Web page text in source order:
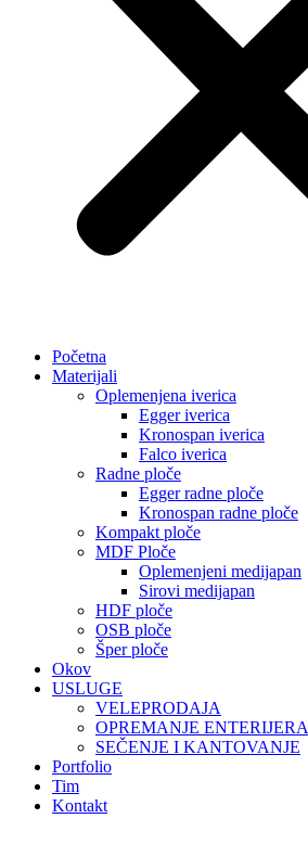
Početna
Materijali
Oplemenjena iverica
Egger iverica
Kronospan iverica
Falco iverica
Radne ploče
Egger radne ploče
Kronospan radne ploče
Kompakt ploče
MDF Ploče
Oplemenjeni medijapan
Sirovi medijapan
HDF ploče
OSB ploče
Šper ploče
Okov
USLUGE
VELEPRODAJA
OPREMANJE ENTERIJERA
SEČENJE I KANTOVANJE
Portfolio
Tim
Kontakt